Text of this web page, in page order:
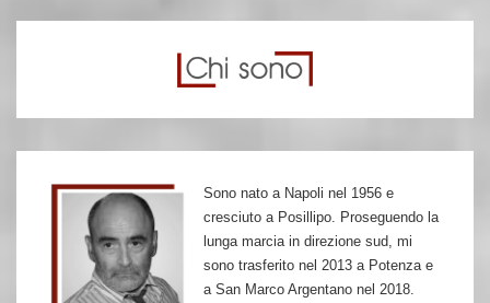
Sono nato a Napoli nel 1956 e
cresciuto a Posillipo. Proseguendo la
lunga marcia in direzione sud, mi
sono trasferito nel 2013 a Potenza e
a San Marco Argentano nel 2018.